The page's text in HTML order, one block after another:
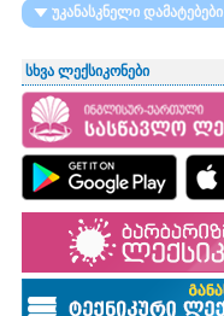
უკანასკნელი დამატებები
სხვა ლექსიკონები